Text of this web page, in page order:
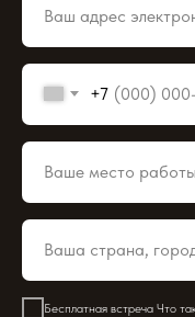
+7
Бесплатная встреча Что